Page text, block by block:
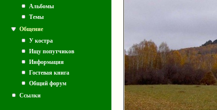
Альбомы
Темы
Общение
У костра
Ищу попутчиков
Информация
Гостевая книга
Общий форум
Ссылки